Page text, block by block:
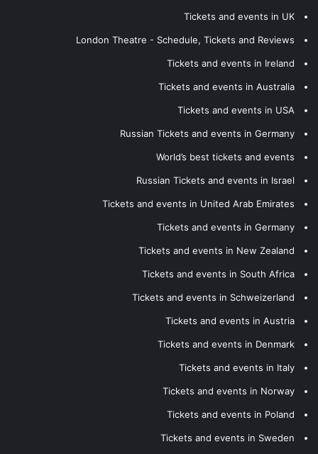
Tickets and events in UK
London Theatre - Schedule, Tickets and Reviews
Tickets and events in Ireland
Tickets and events in Australia
Tickets and events in USA
Russian Tickets and events in Germany
World’s best tickets and events
Russian Tickets and events in Israel
Tickets and events in United Arab Emirates
Tickets and events in Germany
Tickets and events in New Zealand
Tickets and events in South Africa
Tickets and events in Schweizerland
Tickets and events in Austria
Tickets and events in Denmark
Tickets and events in Italy
Tickets and events in Norway
Tickets and events in Poland
Tickets and events in Sweden